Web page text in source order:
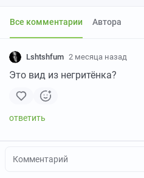
Все комментарии Автора
Lshtshfum 2 месяца назад
Это вид из негритёнка?